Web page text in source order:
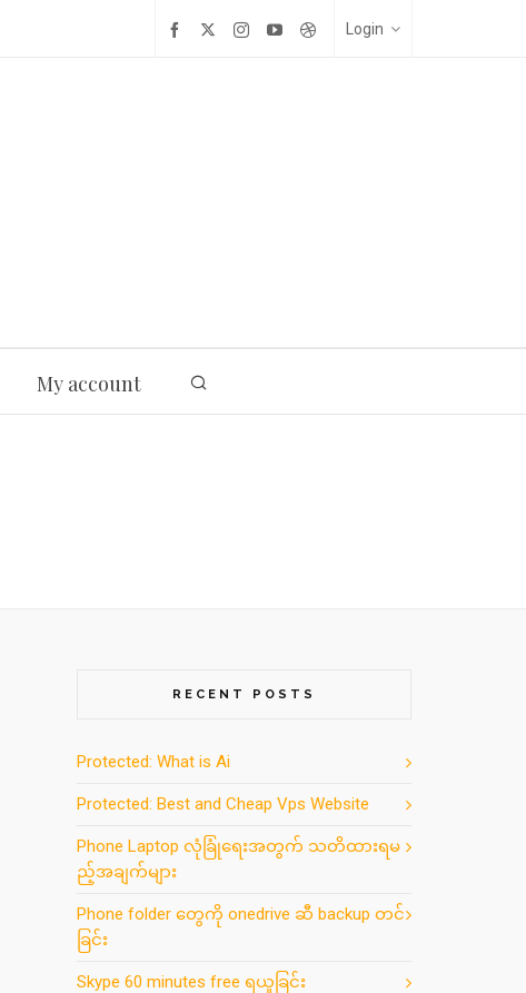
Login
My account
RECENT POSTS
Protected: What is Ai
Protected: Best and Cheap Vps Website
Phone Laptop လုံခြုံရေးအတွက် သတိထားရမ
ည့်အချက်များ
Phone folder တွေကို onedrive ဆီ backup တင်
ခြင်း
Skype 60 minutes free ရယူခြင်း